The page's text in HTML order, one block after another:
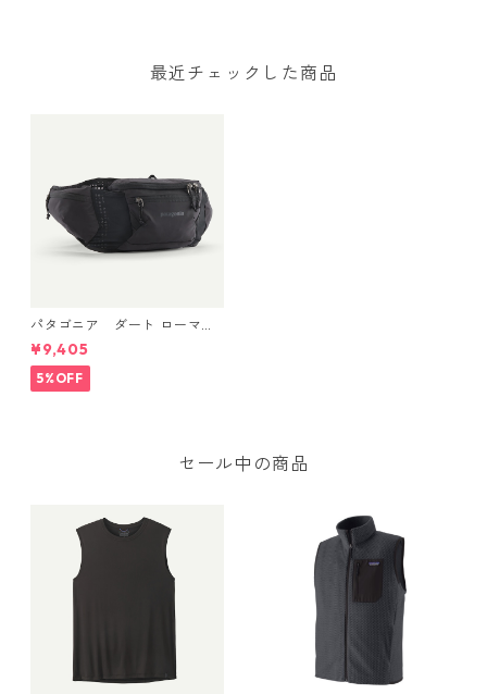
最近チェックした商品
パタゴニア ダート ローマー
ウエスト・パック 3L Black 48
510 Patagonia Dirt Roamer
Bike Waist Pack 3L 日本正規
品
¥9,405
5%OFF
セール中の商品